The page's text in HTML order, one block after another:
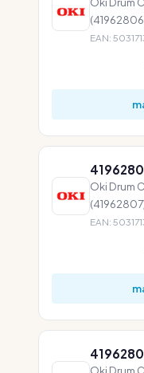
EAN:
Oki Drum
EAN:
Oki Drum